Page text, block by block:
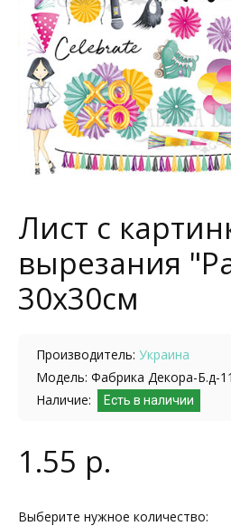
Лист с
вырезания
30х30см
Производитель: Украина
Модель: Фабрика Декора-Б.д-11
Наличие:
Есть в наличии
1.55 р.
Выберите нужное количество: